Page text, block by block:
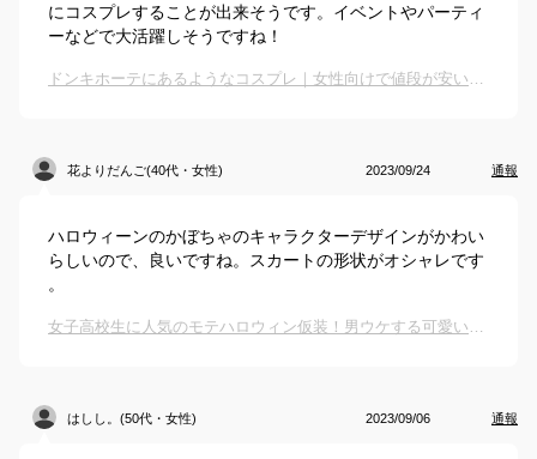
にコスプレすることが出来そうです。イベントやパーティ
ーなどで大活躍しそうですね！
ドンキホーテにあるようなコスプレ｜女性向けで値段が安いおすすめは？
花よりだんご(40代・女性) 2023/09/24 通報
ハロウィーンのかぼちゃのキャラクターデザインがかわい
らしいので、良いですね。スカートの形状がオシャレです
。
女子高校生に人気のモテハロウィン仮装！男ウケする可愛いコスプレのおすすめは？
はしし。(50代・女性) 2023/09/06 通報